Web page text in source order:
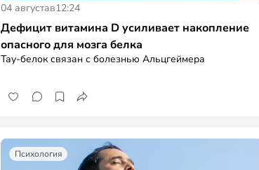
04 августав12:24
Дефицит витамина D усиливает накопление
опасного для мозга белка
Тау-белок связан с болезнью Альцгеймера
Психология